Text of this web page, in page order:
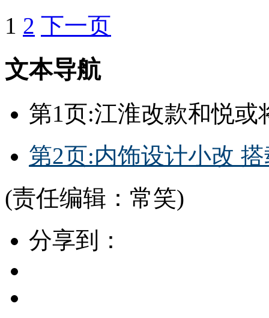
1 2 下一页
文本导航
第1页:江淮改款和悦或
第2页:内饰设计小改
(责任编辑：常笑)
分享到：